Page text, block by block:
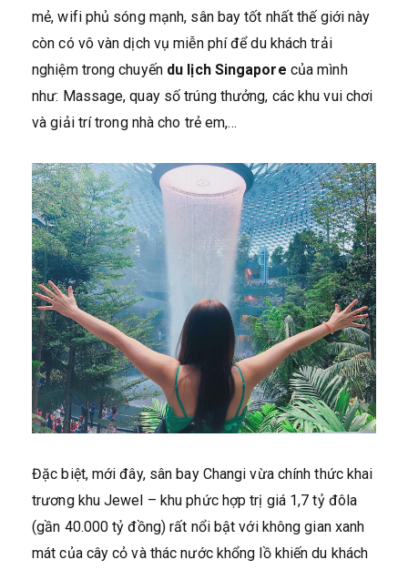
mẻ, wifi phủ sóng mạnh, sân bay tốt nhất thế giới này
còn có vô vàn dịch vụ miễn phí để du khách trải
nghiệm trong chuyến du lịch Singapore của mình
như: Massage, quay số trúng thưởng, các khu vui chơi
và giải trí trong nhà cho trẻ em,…
Đặc biệt, mới đây, sân bay Changi vừa chính thức khai
trương khu Jewel – khu phức hợp trị giá 1,7 tỷ đôla
(gần 40.000 tỷ đồng) rất nổi bật với không gian xanh
mát của cây cỏ và thác nước khổng lồ khiến du khách